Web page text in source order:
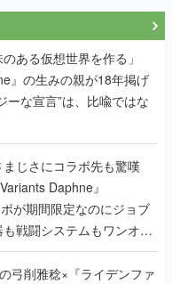
のある仮想世界を作る」
』の生みの親が18年掲げ
ーな宣言”は、比喩ではな
じさにコラボ先も驚嘆
Daphne』
が期間限定なのにジョブ
戦闘システムもワンオフ
由を両ディレクターに聞
弓削雅稔×『ライデンファ